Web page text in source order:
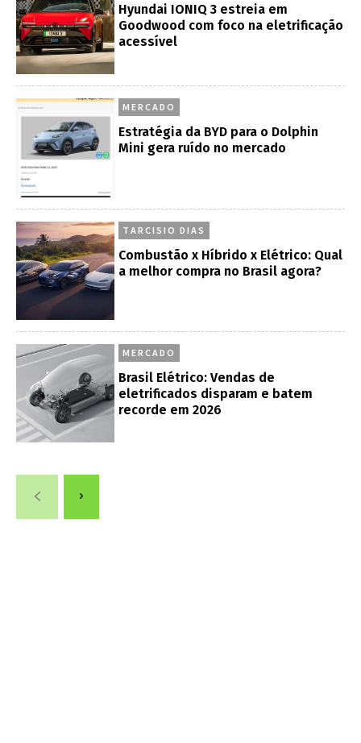
Hyundai IONIQ 3 estreia em
Goodwood com foco na eletrificação
acessível
MERCADO
Estratégia da BYD para o Dolphin
Mini gera ruído no mercado
TARCISIO DIAS
Combustão x Híbrido x Elétrico: Qual
a melhor compra no Brasil agora?
MERCADO
Brasil Elétrico: Vendas de
eletrificados disparam e batem
recorde em 2026